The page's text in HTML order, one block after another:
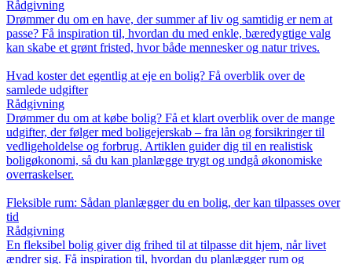
Rådgivning
Drømmer du om en have, der summer af liv og samtidig er nem at
passe? Få inspiration til, hvordan du med enkle, bæredygtige valg
kan skabe et grønt fristed, hvor både mennesker og natur trives.
Hvad koster det egentlig at eje en bolig? Få overblik over de
samlede udgifter
Rådgivning
Drømmer du om at købe bolig? Få et klart overblik over de mange
udgifter, der følger med boligejerskab – fra lån og forsikringer til
vedligeholdelse og forbrug. Artiklen guider dig til en realistisk
boligøkonomi, så du kan planlægge trygt og undgå økonomiske
overraskelser.
Fleksible rum: Sådan planlægger du en bolig, der kan tilpasses over
tid
Rådgivning
En fleksibel bolig giver dig frihed til at tilpasse dit hjem, når livet
ændrer sig. Få inspiration til, hvordan du planlægger rum og